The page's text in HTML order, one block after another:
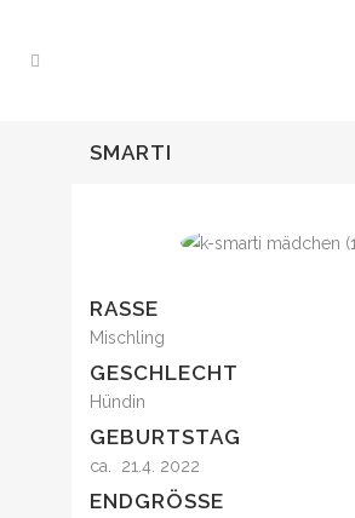
SMARTI
RASSE
Mischling
GESCHLECHT
Hündin
GEBURTSTAG
ca. 21.4. 2022
ENDGRÖSSE